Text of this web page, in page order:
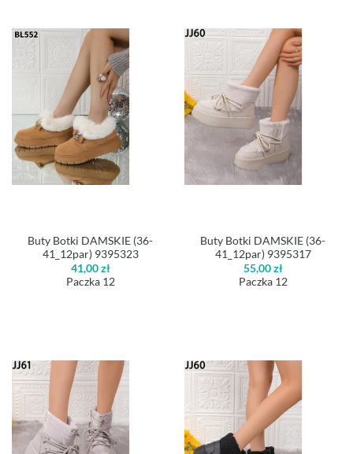
Buty Botki DAMSKIE (36-
41_12par) 9395323
41,00zł
Paczka 12
Buty Botki DAMSKIE (36-
41_12par) 9395317
55,00zł
Paczka 12